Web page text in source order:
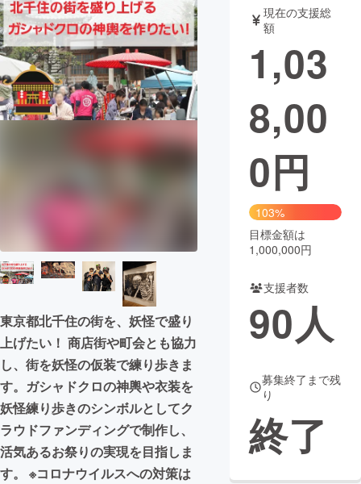
テクノロジー・ガジェット ゲーム・サ
映像・映画 書籍・雑誌
ビジネス・起業
まちづくり・地域活性化
CAMPFIRE for Social Good
CAMPFIRE Creation
コミュニティ
東京都北千住の街を、妖怪で盛り
上げたい！ 商店街や町会とも協力
し、街を妖怪の仮装で練り歩きま
す。ガシャドクロの神輿や衣装を
妖怪練り歩きのシンボルとしてク
ラウドファンディングで制作し、
活気あるお祭りの実現を目指しま
す。 ※コロナウイルスへの対策は
現在の支援総
額
1,03
8,00
0円
103%
目標金額は
1,000,000円
支援者数
90人
募集終了まで残
り
終了